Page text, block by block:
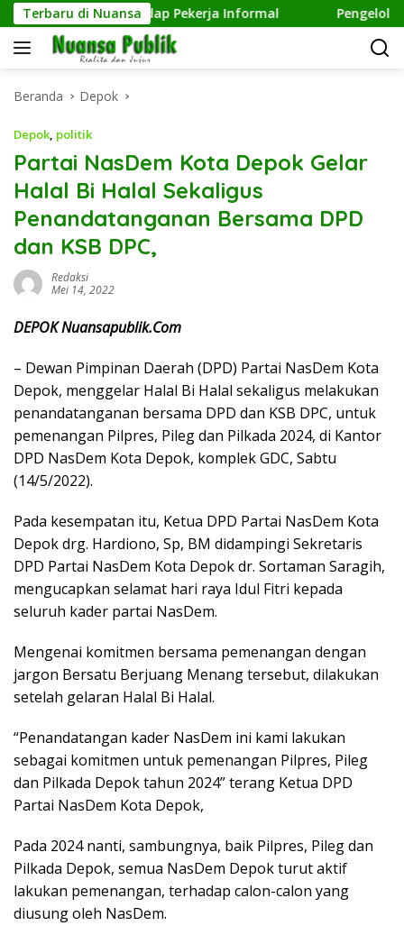
Langsung
ke
konten
Terbaru di Nuansa
terhadap Pekerja Informal Pengelolaan
Beranda Depok
Depok, politik
Partai NasDem Kota Depok Gelar
Halal Bi Halal Sekaligus
Penandatanganan Bersama DPD
dan KSB DPC,
Redaksi
Mei 14, 2022
DEPOK Nuansapublik.Com
– Dewan Pimpinan Daerah (DPD) Partai NasDem Kota
Depok, menggelar Halal Bi Halal sekaligus melakukan
penandatanganan bersama DPD dan KSB DPC, untuk
pemenangan Pilpres, Pileg dan Pilkada 2024, di Kantor
DPD NasDem Kota Depok, komplek GDC, Sabtu
(14/5/2022).
Pada kesempatan itu, Ketua DPD Partai NasDem Kota
Depok drg. Hardiono, Sp, BM didampingi Sekretaris
DPD Partai NasDem Kota Depok dr. Sortaman Saragih,
mengucapkan selamat hari raya Idul Fitri kepada
seluruh kader partai NasDem.
Mengenai komitmen bersama pemenangan dengan
jargon Bersatu Berjuang Menang tersebut, dilakukan
setelah gelaran Halal Bi Halal.
“Penandatangan kader NasDem ini kami lakukan
sebagai komitmen untuk pemenangan Pilpres, Pileg
dan Pilkada Depok tahun 2024” terang Ketua DPD
Partai NasDem Kota Depok,
Pada 2024 nanti, sambungnya, baik Pilpres, Pileg dan
Pilkada Depok, semua NasDem Depok turut aktif
lakukan pemenangan, terhadap calon-calon yang
diusung oleh NasDem.